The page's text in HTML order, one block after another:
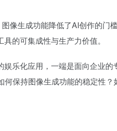
像生成功能降低了AI创作的门
的可集成性与生产力价值。
乐化应用，一端是面向企业
保持图像生成功能的稳定性